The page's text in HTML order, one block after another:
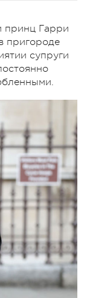
принц Гарри
пригороде
супруги